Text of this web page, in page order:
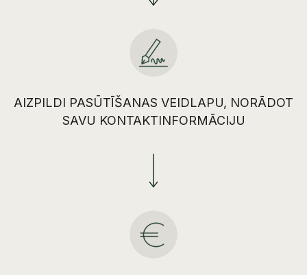
AIZPILDI PASŪTĪŠANAS VEIDLAPU, NORĀDOT
SAVU KONTAKTINFORMĀCIJU